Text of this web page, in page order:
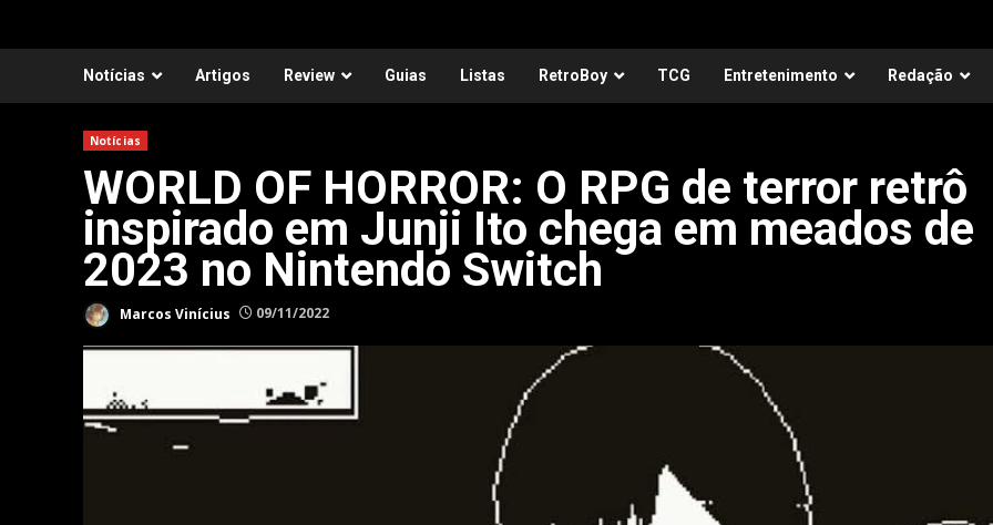
Notícias Artigos Review Guias Listas RetroBoy TCG Entretenimento Redação
Notícias
WORLD OF HORROR: O RPG de terror retrô
inspirado em Junji Ito chega em meados de
2023 no Nintendo Switch
Marcos Vinícius 09/11/2022